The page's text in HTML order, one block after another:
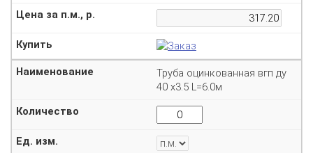
Труба оцинкованная вгп ду
40 х3.5 L=6.0м